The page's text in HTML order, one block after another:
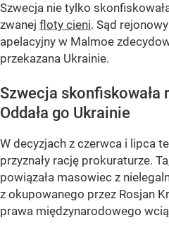
Szwecja nie tylko
zwanej floty cieni. Sąd
apelacyjny w Malmoe
przekazana Ukrainie.
Szwecja skonfiskowała
Oddała go Ukrainie
W decyzjach z czerwca i lipca
przyznały rację prokuraturze.
powiązała masowiec z
z okupowanego przez Rosjan
prawa międzynarodowego